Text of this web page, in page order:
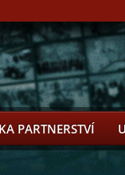
PARTNERSTVÍ